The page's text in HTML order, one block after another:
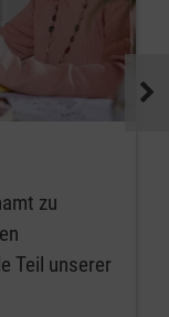
zu
Teil unserer